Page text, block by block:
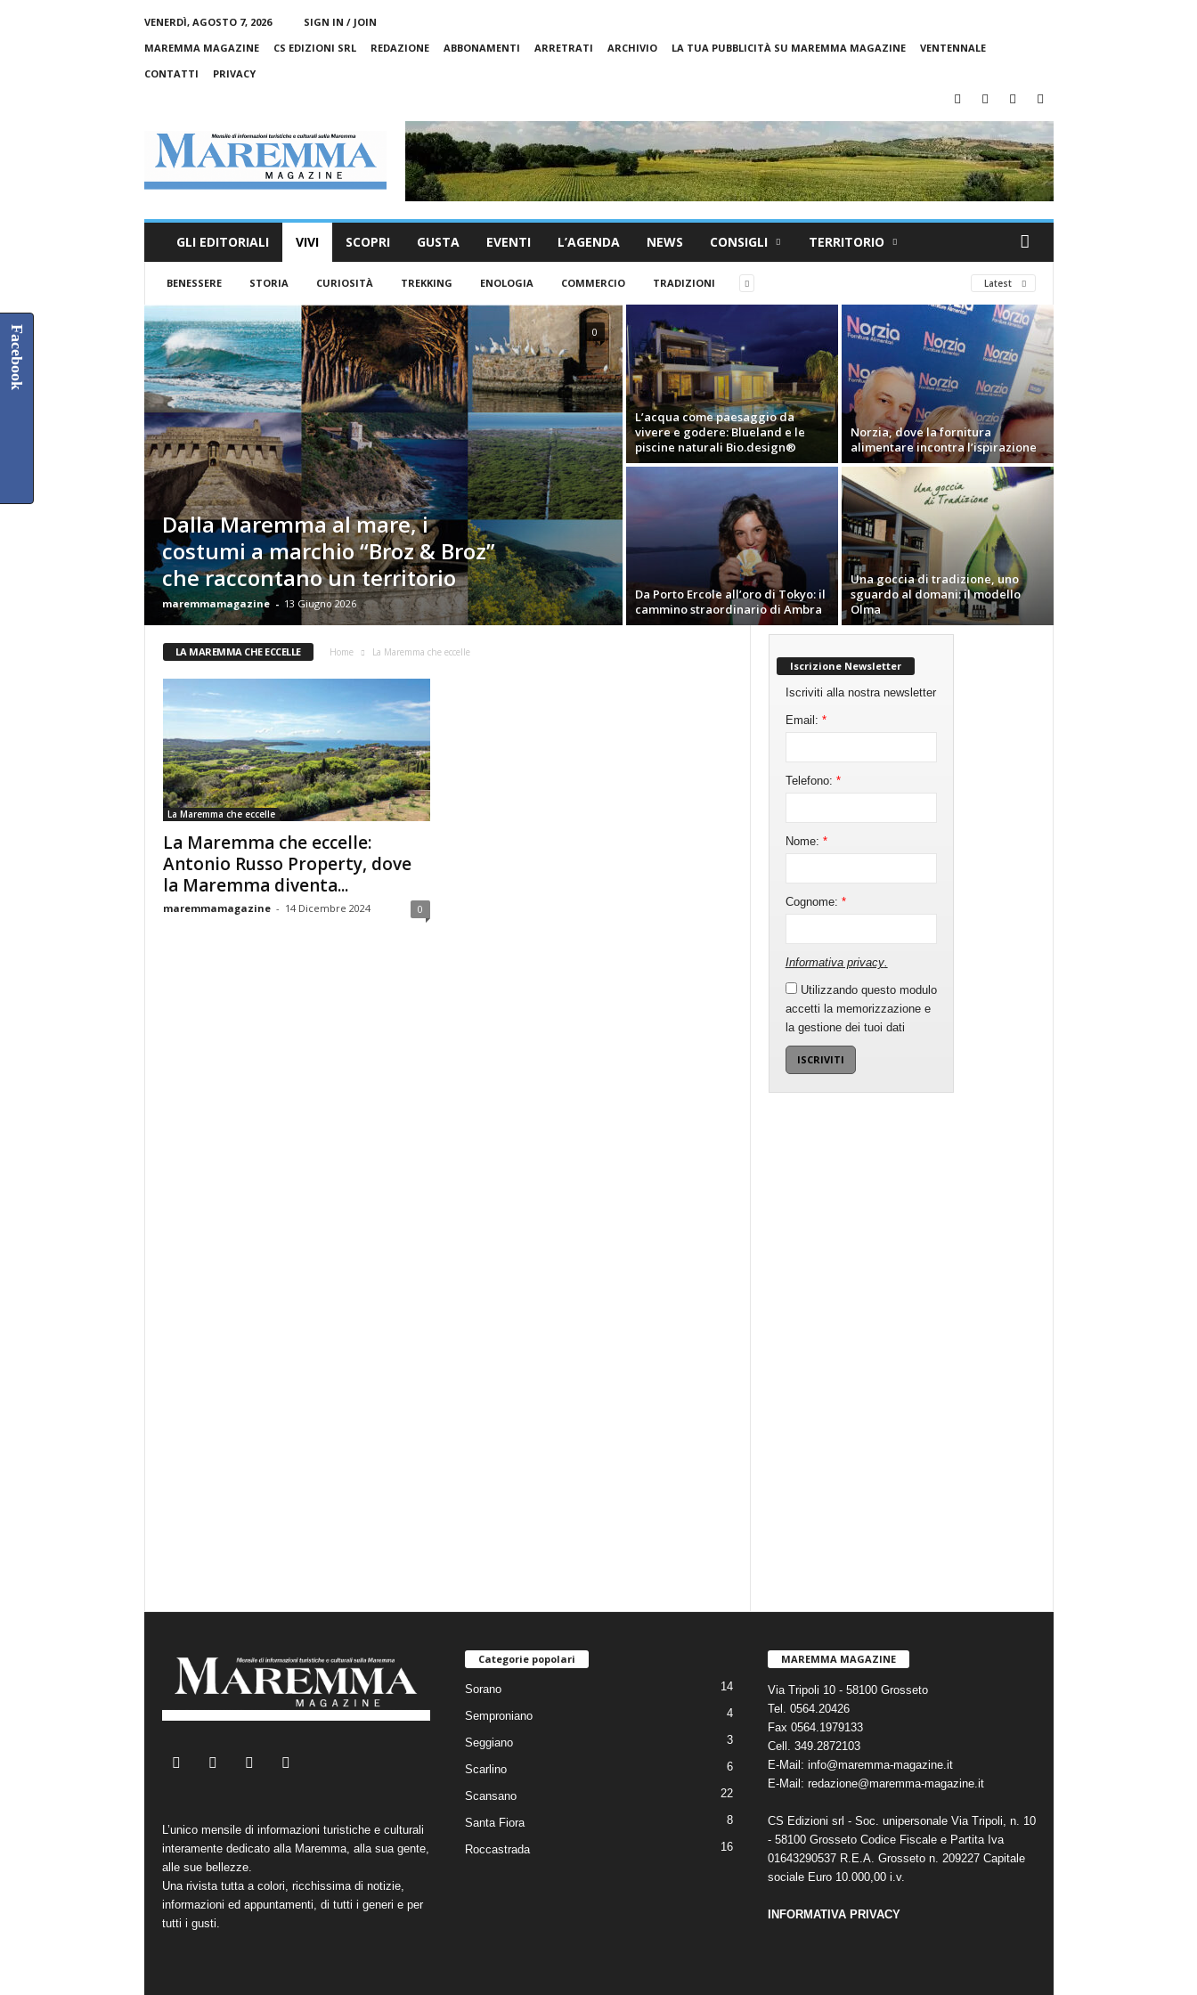
VENERDÌ, AGOSTO 7, 2026
SIGN IN / JOIN
MAREMMA MAGAZINE
CS EDIZIONI SRL REDAZIONE ABBONAMENTI ARRETRATI ARCHIVIO LA TUA PUBBLICITÀ SU MAREMMA MAGAZINE
VENTENNALE
CONTATTI
PRIVACY
m
a
z
i
n
e
GLI EDITORIALI VIVI SCOPRI GUSTA EVENTI L’AGENDA NEWS CONSIGLI TERRITORIO
BENESSERE STORIA CURIOSITÀ TREKKING ENOLOGIA COMMERCIO TRADIZIONI Latest
Dalla Maremma al mare, i
costumi a marchio “Broz & Broz”
che raccontano un territorio
maremmamagazine - 13 Giugno 2026
0
L’acqua come paesaggio da
vivere e godere: Blueland e le
piscine naturali Bio.design®
Norzia, dove la fornitura
alimentare incontra l’ispirazione
Da Porto Ercole all’oro di Tokyo: il
cammino straordinario di Ambra
Una goccia di tradizione, uno
sguardo al domani: il modello
Olma
LA MAREMMA CHE ECCELLE Home La Maremma che eccelle
La Maremma che eccelle
La Maremma che eccelle:
Antonio Russo Property, dove
la Maremma diventa...
maremmamagazine - 14 Dicembre 2024 0
Iscrizione Newsletter
Iscriviti alla nostra newsletter
Email: *
Telefono: *
Nome: *
Cognome: *
Informativa privacy.
Utilizzando questo modulo
accetti la memorizzazione e
la gestione dei tuoi dati
L’unico mensile di informazioni turistiche e culturali
interamente dedicato alla Maremma, alla sua gente,
alle sue bellezze.
Una rivista tutta a colori, ricchissima di notizie,
informazioni ed appuntamenti, di tutti i generi e per
tutti i gusti.
Categorie popolari
Sorano 14
Semproniano 4
Seggiano 3
Scarlino 6
Scansano 22
Santa Fiora 8
Roccastrada 16
MAREMMA MAGAZINE
Via Tripoli 10 - 58100 Grosseto
Tel. 0564.20426
Fax 0564.1979133
Cell. 349.2872103
E-Mail: info@maremma-magazine.it
E-Mail: redazione@maremma-magazine.it
CS Edizioni srl - Soc. unipersonale Via Tripoli, n. 10
- 58100 Grosseto Codice Fiscale e Partita Iva
01643290537 R.E.A. Grosseto n. 209227 Capitale
sociale Euro 10.000,00 i.v.
INFORMATIVA PRIVACY
Facebook